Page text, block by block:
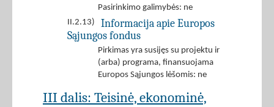
Pasirinkimo galimybės: ne
II.2.13)
Informacija apie Europos
Sąjungos fondus
Pirkimas yra susijęs su projektu ir
(arba) programa, finansuojama
Europos Sąjungos lėšomis: ne
III dalis: Teisinė, ekonominė,